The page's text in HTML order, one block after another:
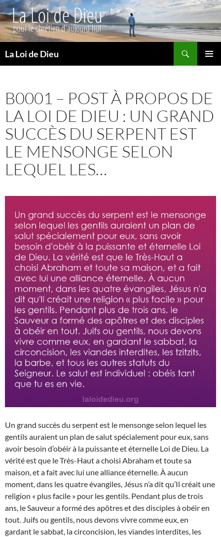
La Loi de Dieu
B0001 – POST À PROPOS DE
LA LOI DE DIEU : UN GRAND
SUCCÈS DU SERPENT EST
LE MENSONGE SELON
LEQUEL LES…
Un grand succès du serpent est le mensonge selon lequel les
gentils auraient un plan de salut spécialement pour eux, sans
avoir besoin d’obéir à la puissante et éternelle Loi de Dieu. La
vérité est que le Très-Haut a choisi Abraham et toute sa
maison, et a fait avec lui une alliance éternelle. À aucun
moment, dans les quatre évangiles, Jésus n’a dit qu’Il créait une
religion « plus facile » pour les gentils. Pendant plus de trois
ans, le Sauveur a formé des apôtres et des disciples à obéir en
tout. Juifs ou gentils, nous devons vivre comme eux, en
gardant le sabbat, la circoncision, les viandes interdites, les